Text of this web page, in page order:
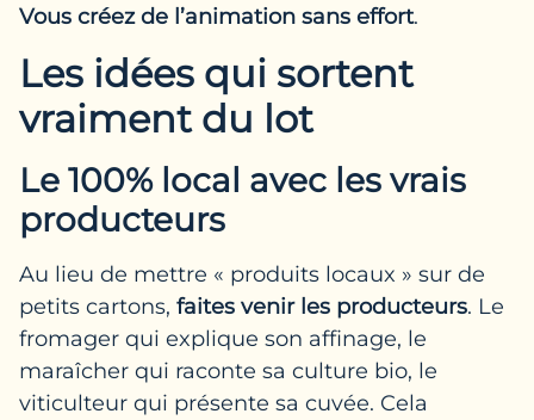
Vous créez de l’animation sans effort.
Les idées qui sortent
vraiment du lot
Le 100% local avec les vrais
producteurs
Au lieu de mettre « produits locaux » sur de
petits cartons, faites venir les producteurs. Le
fromager qui explique son affinage, le
maraîcher qui raconte sa culture bio, le
viticulteur qui présente sa cuvée. Cela